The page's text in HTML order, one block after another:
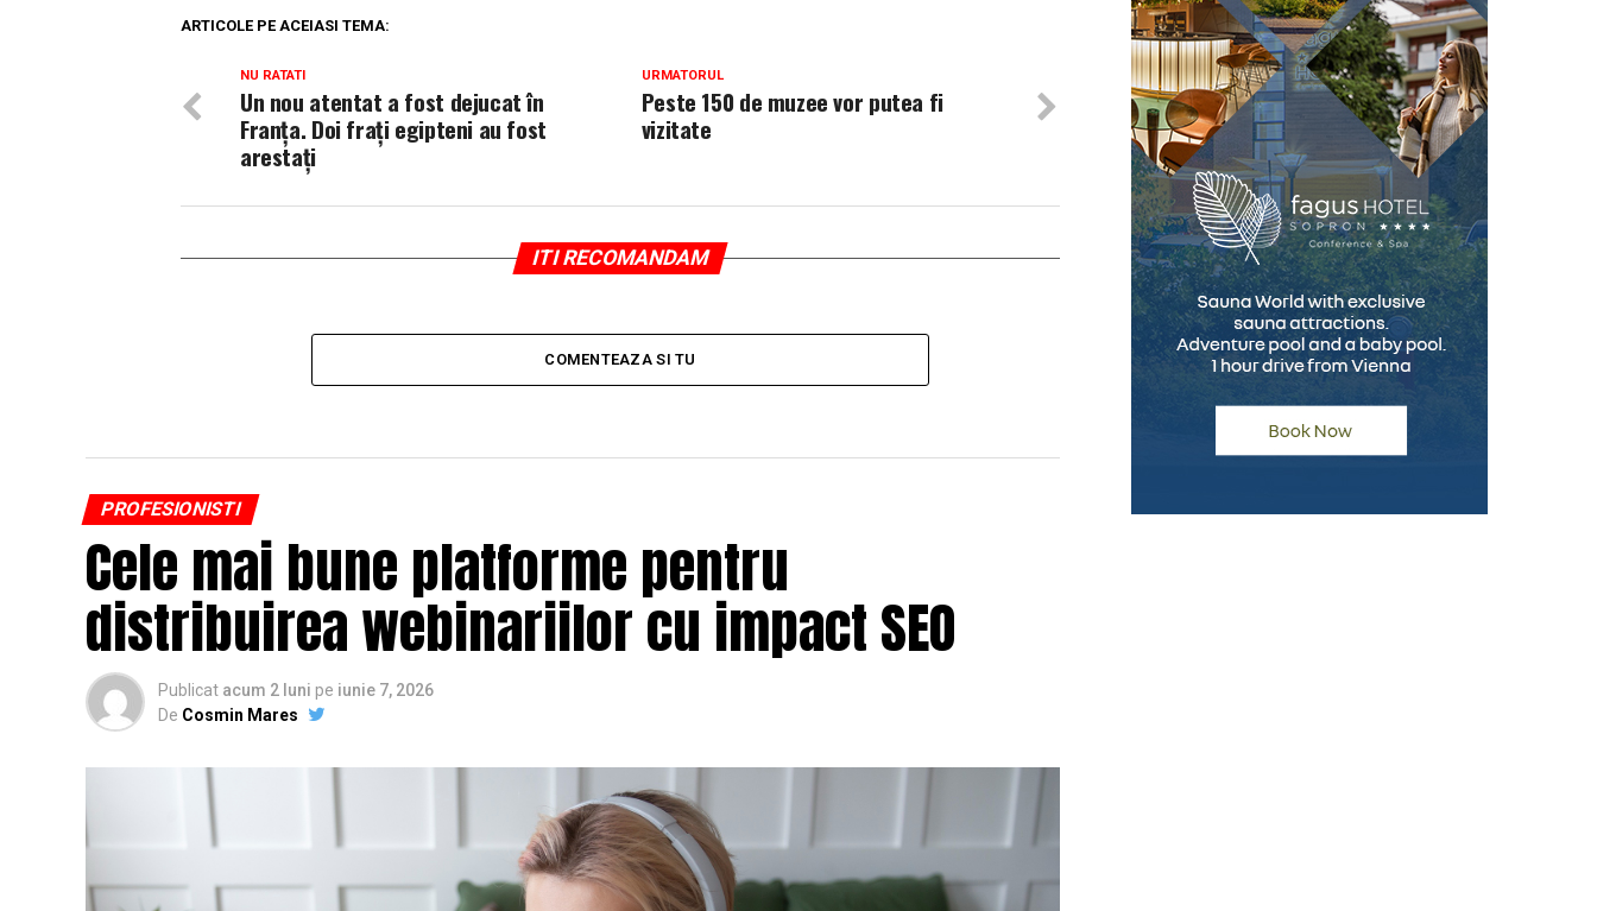
ARTICOLE PE ACEIASI TEMA:
URMATORUL
Peste 150 de muzee vor putea fi
vizitate
NU RATATI
Un nou atentat a fost dejucat în
Franţa. Doi fraţi egipteni au fost
arestaţi
ITI RECOMANDAM
COMENTEAZA SI TU
PROFESIONISTI
Cele mai bune platforme pentru
distribuirea webinariilor cu impact SEO
Publicat acum 2 luni pe iunie 7, 2026
De Cosmin Mares